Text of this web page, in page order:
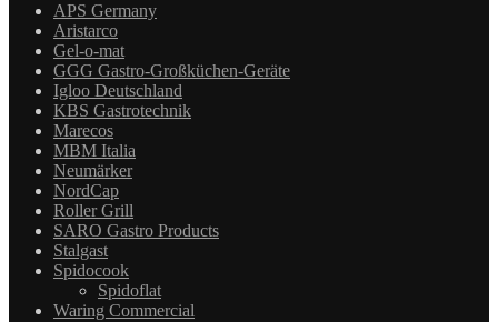
APS Germany
Aristarco
Gel-o-mat
GGG Gastro-Großküchen-Geräte
Igloo Deutschland
KBS Gastrotechnik
Marecos
MBM Italia
Neumärker
NordCap
Roller Grill
SARO Gastro Products
Stalgast
Spidocook
Spidoflat
Waring Commercial